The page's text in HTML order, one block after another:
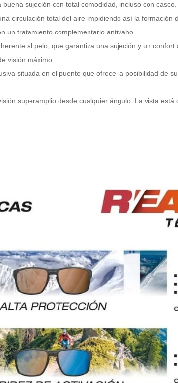
sujeción con total comodidad, incluso con casco.
circulación total del aire impidiendo así la formación
un tratamiento complementario antivaho.
al pelo, que garantiza una sujeción y un confort
visión máximo.
situada en el puente que ofrece la posibilidad de
superamplio desde cualquier ángulo. La vista